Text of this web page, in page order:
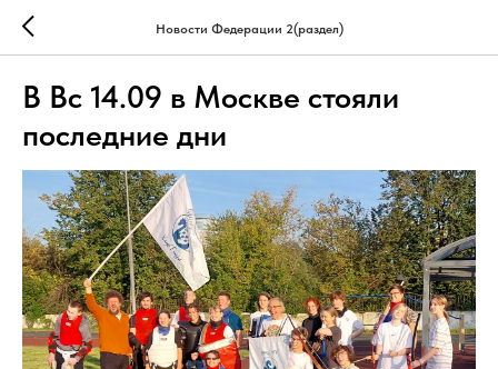
Новости Федерации 2(раздел)
В Вс 14.09 в Москве стояли
последние дни